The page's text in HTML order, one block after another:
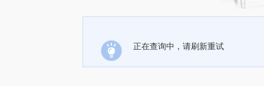
正在查询中，请刷新重试